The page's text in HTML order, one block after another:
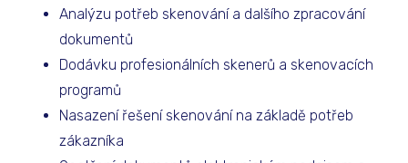
Analýzu potřeb skenování a dalšího zpracování
dokumentů
Dodávku profesionálních skenerů a skenovacích
programů
Nasazení řešení skenování na základě potřeb
zákazníka